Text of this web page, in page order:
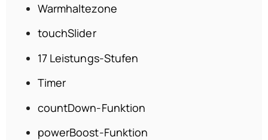
Warmhaltezone
touchSlider
17 Leistungs-Stufen
Timer
countDown-Funktion
powerBoost-Funktion